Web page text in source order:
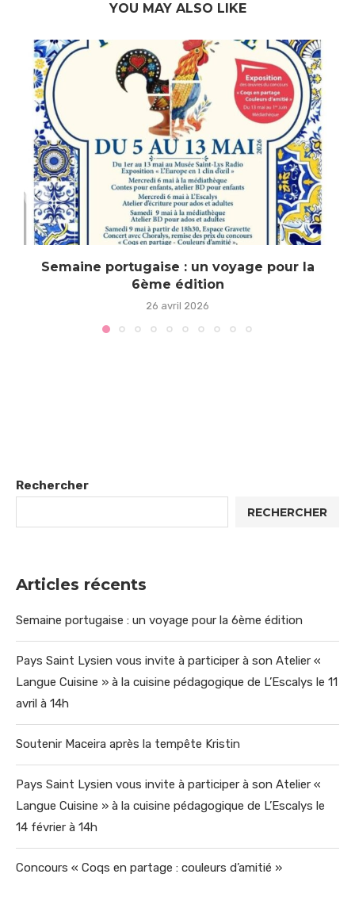
YOU MAY ALSO LIKE
Semaine portugaise : un voyage pour la
6ème édition
26 avril 2026
Rechercher
RECHERCHER
Articles récents
Semaine portugaise : un voyage pour la 6ème édition
Pays Saint Lysien vous invite à participer à son Atelier «
Langue Cuisine » à la cuisine pédagogique de L’Escalys le 11
avril à 14h
Soutenir Maceira après la tempête Kristin
Pays Saint Lysien vous invite à participer à son Atelier «
Langue Cuisine » à la cuisine pédagogique de L’Escalys le
14 février à 14h
Concours « Coqs en partage : couleurs d’amitié »